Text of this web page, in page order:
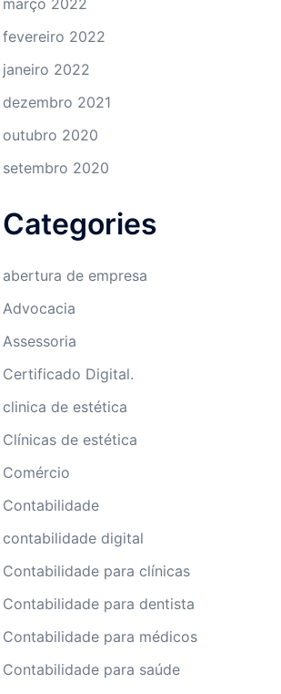
março 2022
fevereiro 2022
janeiro 2022
dezembro 2021
outubro 2020
setembro 2020
Categories
abertura de empresa
Advocacia
Assessoria
Certificado Digital.
clinica de estética
Clínicas de estética
Comércio
Contabilidade
contabilidade digital
Contabilidade para clínicas
Contabilidade para dentista
Contabilidade para médicos
Contabilidade para saúde